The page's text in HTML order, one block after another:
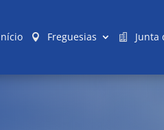
Freguesias Junta